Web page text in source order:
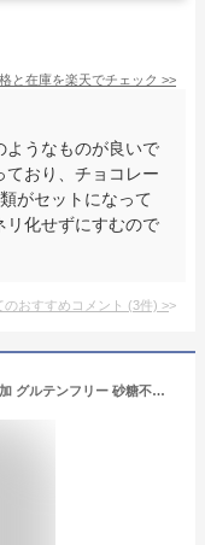
と在庫を楽天でチェック >>
ようなものが良いで
ており、チョコレー
がセットになって
リ化せずにすむので
のおすすめコメント (3件) >
CENZ BAR 完全栄養食 植物性100% 無添加 グルテンフリー 砂糖不使用 遺伝子組み換え不使用（10本/1箱）(ナチュラルカカオ味10本)